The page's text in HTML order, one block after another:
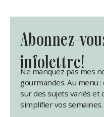
abonnez-vous à mon
infolettre!
Ne manquez pas mes
gourmandes. Au menu
sur des sujets variés et
simplifier vos semaines.